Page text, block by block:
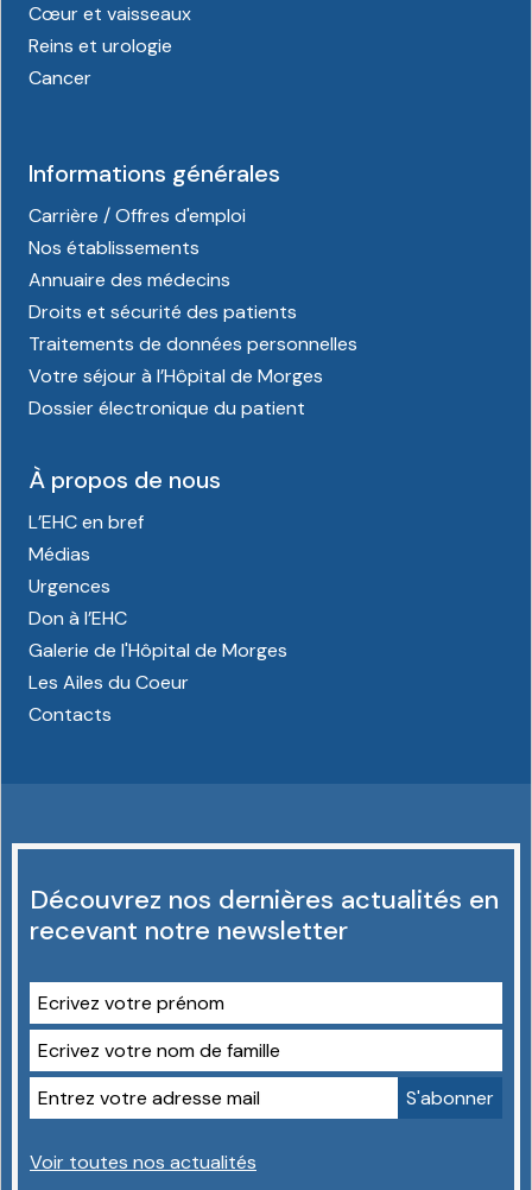
Cœur et vaisseaux
Reins et urologie
Cancer
Informations générales
Carrière / Offres d'emploi
Nos établissements
Annuaire des médecins
Droits et sécurité des patients
Traitements de données personnelles
Votre séjour à l’Hôpital de Morges
Dossier électronique du patient
À propos de nous
L’EHC en bref
Médias
Urgences
Don à l’EHC
Galerie de l'Hôpital de Morges
Les Ailes du Coeur
Contacts
Découvrez nos dernières actualités en
recevant notre newsletter
Voir toutes nos actualités